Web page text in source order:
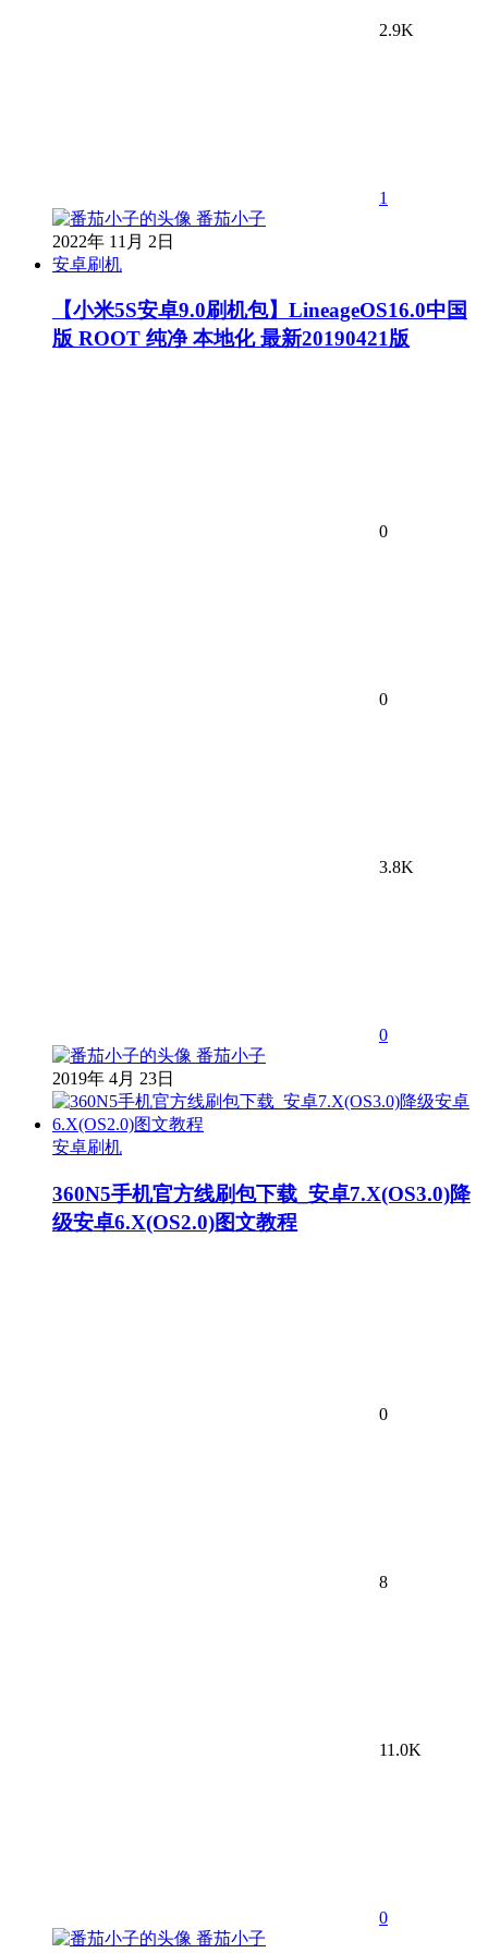
2.9K
1
番茄小子
2022年 11月 2日
安卓刷机
【小米5S安卓9.0刷机包】LineageOS16.0中国
版 ROOT 纯净 本地化 最新20190421版
0
0
3.8K
0
番茄小子
2019年 4月 23日
安卓刷机
360N5手机官方线刷包下载_安卓7.X(OS3.0)降
级安卓6.X(OS2.0)图文教程
0
8
11.0K
0
番茄小子